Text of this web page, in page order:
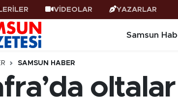
VİDEOLAR YAZARLAR
Samsun
SAMSUN HABER
Vakitleri